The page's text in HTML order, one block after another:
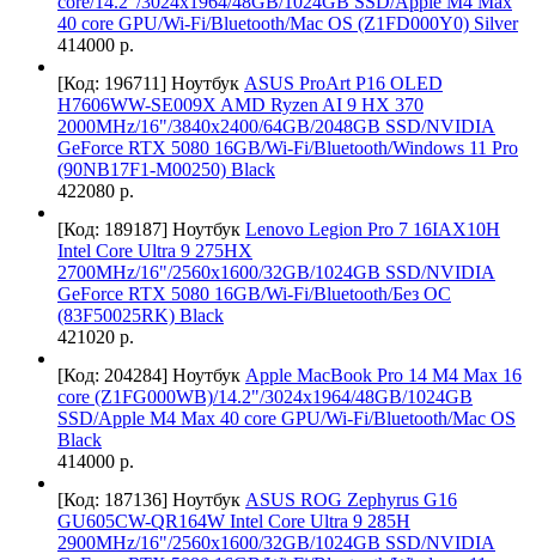
40 core GPU/Wi-Fi/Bluetooth/Mac OS (Z1FD000Y0) Silver
414000 р.
[Код: 196711] Ноутбук ASUS ProArt P16 OLED
H7606WW-SE009X AMD Ryzen AI 9 HX 370
2000MHz/16"/3840x2400/64GB/2048GB SSD/NVIDIA
GeForce RTX 5080 16GB/Wi-Fi/Bluetooth/Windows 11 Pro
(90NB17F1-M00250) Black
422080 р.
[Код: 189187] Ноутбук Lenovo Legion Pro 7 16IAX10H
Intel Core Ultra 9 275HX
2700MHz/16"/2560x1600/32GB/1024GB SSD/NVIDIA
GeForce RTX 5080 16GB/Wi-Fi/Bluetooth/Без ОС
(83F50025RK) Black
421020 р.
[Код: 204284] Ноутбук Apple MacBook Pro 14 M4 Max 16
core (Z1FG000WB)/14.2"/3024x1964/48GB/1024GB
SSD/Apple M4 Max 40 core GPU/Wi-Fi/Bluetooth/Mac OS
Black
414000 р.
[Код: 187136] Ноутбук ASUS ROG Zephyrus G16
GU605CW-QR164W Intel Core Ultra 9 285H
2900MHz/16"/2560x1600/32GB/1024GB SSD/NVIDIA